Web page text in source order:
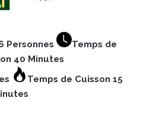
Personnes
Temps de
40 Minutes
Temps de Cuisson 15